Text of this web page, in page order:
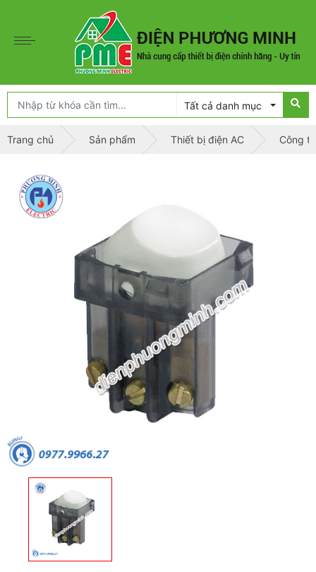
Tất cả danh mục
Trang chủ Sản phẩm Thiết bị điện AC Công